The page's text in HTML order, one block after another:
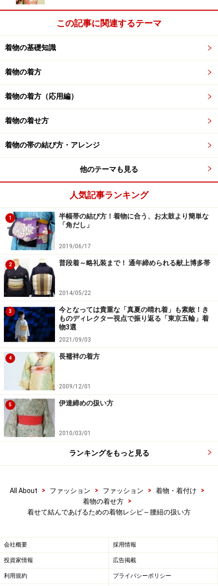
余分なシワを左右に寄せておくことがポイント。更に、
締める時は写真のように手の平を上に向けて紐を持ち、
手首をテコにして横に引くとキレイに締まる。
なるべく緩みを作らないように
3．前に廻した紐を左前で右側の紐を上にして重ねる。
この時によく、指を中に入れる人がいますが、なるべく
紐は体に添わせ、重ねた紐と体の間に空間を作らないこ
と。空間があるとせっかく締めた紐が緩む。
左手の持っている位置に注意
4．下側の紐で前に当てた2本の紐をくぐらせて、上から
下へからげる。この時、左手は左右の紐の交差したとこ
ろを必ず押さえていること。
この記事に関連するテーマ
着物の基礎知識
着物の着方
着物の着方（応用編）
着物の着せ方
着物の帯の結び方・アレンジ
他のテーマも見る
人気記事ランキング
1
半幅帯の結び方！着物に合う、お太鼓より簡単な
「角だし」
2019/06/17
2 普段着～略礼装まで！ 通年締められる献上博多帯
2014/05/22
3
今となっては貴重な「真夏の晴れ着」も素敵！き
ものディレクター視点で振り返る「東京五輪」着
物3選
2021/09/03
4 長襦袢の着方
2009/12/01
5 伊達締めの扱い方
2010/03/01
ランキングをもっと見る
All About > ファッション > ファッション > 着物・着付け
>
着物の着せ方
>
着せて結んであげるための着物レシピ～腰紐の扱い方
会社概要 採用情報
投資家情報 広告掲載
利用規約 プライバシーポリシー